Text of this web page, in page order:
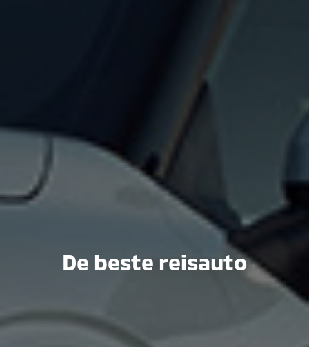
De beste reisauto